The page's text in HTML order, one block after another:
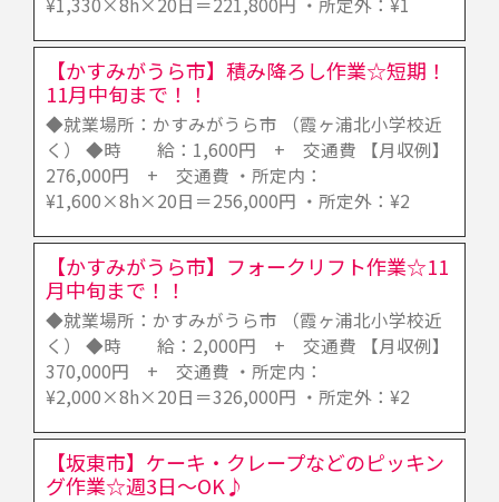
¥1,330×8h×20日＝221,800円 ・所定外：¥1
【かすみがうら市】積み降ろし作業☆短期！
11月中旬まで！！
◆就業場所：かすみがうら市 （霞ヶ浦北小学校近
く） ◆時 給：1,600円 + 交通費 【月収例】
276,000円 + 交通費 ・所定内：
¥1,600×8h×20日＝256,000円 ・所定外：¥2
【かすみがうら市】フォークリフト作業☆11
月中旬まで！！
◆就業場所：かすみがうら市 （霞ヶ浦北小学校近
く） ◆時 給：2,000円 + 交通費 【月収例】
370,000円 + 交通費 ・所定内：
¥2,000×8h×20日＝326,000円 ・所定外：¥2
【坂東市】ケーキ・クレープなどのピッキン
グ作業☆週3日～OK♪